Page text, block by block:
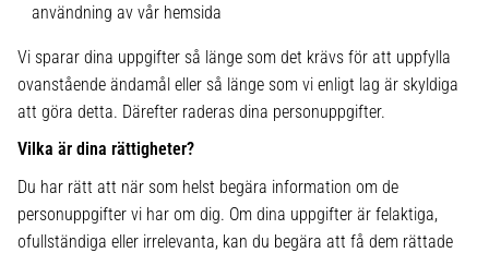
användning av vår hemsida
Vi sparar dina uppgifter så länge som det krävs för att uppfylla
ovanstående ändamål eller så länge som vi enligt lag är skyldiga
att göra detta. Därefter raderas dina personuppgifter.
Vilka är dina rättigheter?
Du har rätt att när som helst begära information om de
personuppgifter vi har om dig. Om dina uppgifter är felaktiga,
ofullständiga eller irrelevanta, kan du begära att få dem rättade